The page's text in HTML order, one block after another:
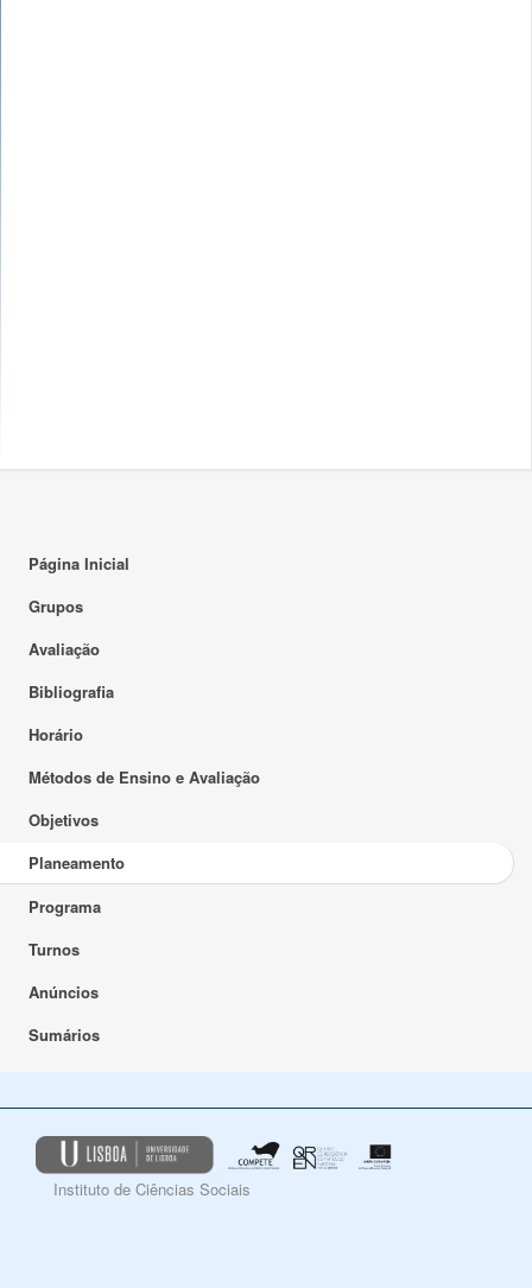
Página Inicial
Grupos
Avaliação
Bibliografia
Horário
Métodos de Ensino e Avaliação
Objetivos
Planeamento
Programa
Turnos
Anúncios
Sumários
Instituto de Ciências Sociais